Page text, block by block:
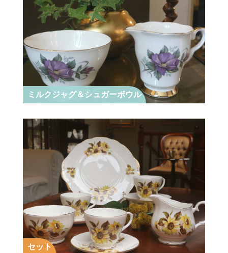
ミルクジャグ＆シュガーボウル
セット